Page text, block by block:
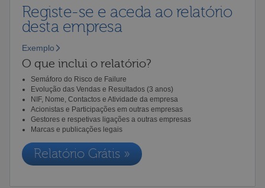
Registe-se e aceda ao relatório
desta empresa
Exemplo
O que inclui o relatório?
Semáforo do Risco de Failure
Evolução das Vendas e Resultados (3 anos)
NIF, Nome, Contactos e Atividade da empresa
Acionistas e Participações em outras empresas
Gestores e respetivas ligações a outras empresas
Marcas e publicações legais
Relatório Grátis »